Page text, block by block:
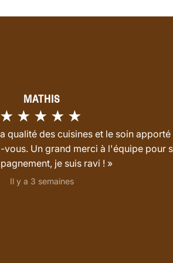
MATHIS
★★★★★
qualité des cuisines et le soin apporté
Un grand merci à l'équipe pour
je suis ravi ! »
Il y a 3 semaines